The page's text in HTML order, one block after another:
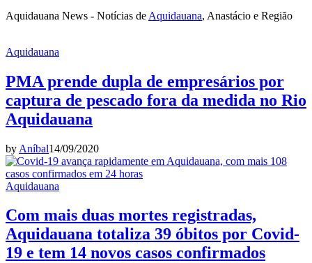
Aquidauana News - Notícias de Aquidauana, Anastácio e Região
Aquidauana
PMA prende dupla de empresários por
captura de pescado fora da medida no Rio
Aquidauana
by Aníbal14/09/2020
Aquidauana
Com mais duas mortes registradas,
Aquidauana totaliza 39 óbitos por Covid-
19 e tem 14 novos casos confirmados